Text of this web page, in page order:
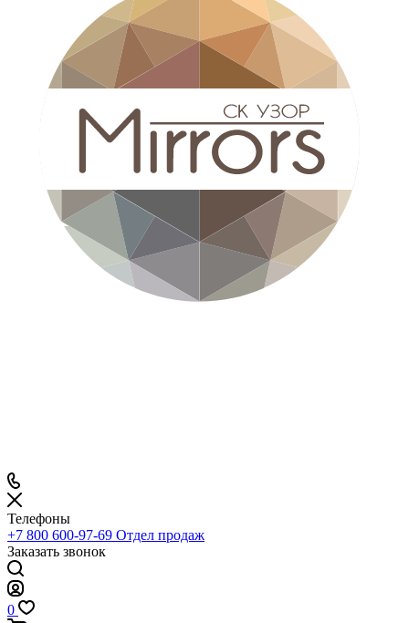
Телефоны
+7 800 600-97-69 Отдел продаж
Заказать звонок
0